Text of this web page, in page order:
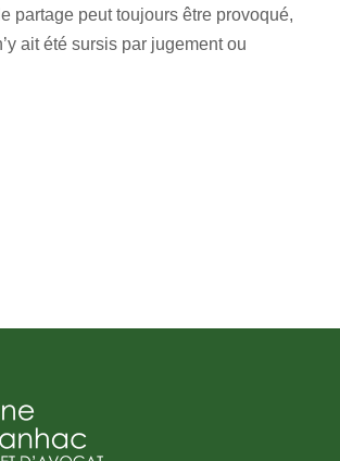
partage peut toujours être provoqué,
ait été sursis par jugement ou